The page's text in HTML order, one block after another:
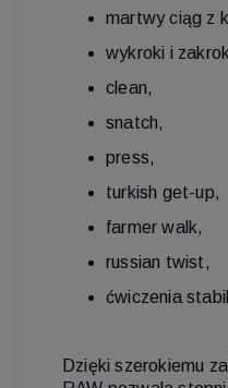
martwy ciąg z
wykroki i
clean,
snatch,
press,
turkish get-up,
farmer walk,
russian twist,
ćwiczenia
Dzięki szerokiemu